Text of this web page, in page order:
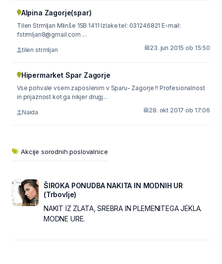
Alpina Zagorje(spar)
Tilen Strmljan Mlinše 15B 1411 Izlake tel: 031246821 E-mail:
fstrmljan8@gmail.com ...
tilen strmljan 23. jun 2015 ob 15:50
Hipermarket Spar Zagorje
Vse pohvale vsem zaposlenim v Sparu- Zagorje !! Profesionalnost
in prijaznost kot ga nikjer drugj...
Naida 28. okt 2017 ob 17:06
Akcije sorodnih poslovalnice
ŠIROKA PONUDBA NAKITA IN MODNIH UR
(Trbovlje)
NAKIT IZ ZLATA, SREBRA IN PLEMENITEGA JEKLA.
MODNE URE.